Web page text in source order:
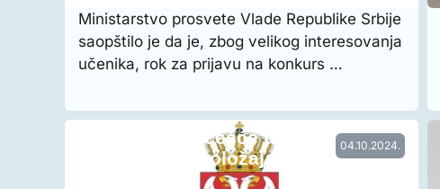
Ministarstvo prosvete Vlade Republike Srbije
saopštilo je da je, zbog velikog interesovanja
učenika, rok za prijavu na konkurs …
04.10.2024.
Konkursi za učešće u projektima za
unapređenje položaja naci…